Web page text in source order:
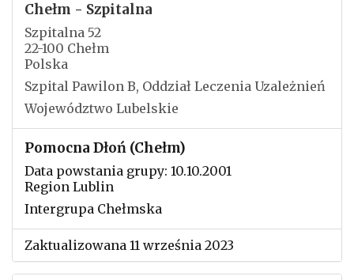
Chełm - Szpitalna
Szpitalna 52
22-100 Chełm
Polska
Szpital Pawilon B, Oddział Leczenia Uzależnień
Województwo Lubelskie
Pomocna Dłoń (Chełm)
Data powstania grupy: 10.10.2001
Region Lublin
Intergrupa Chełmska
Zaktualizowana 11 września 2023